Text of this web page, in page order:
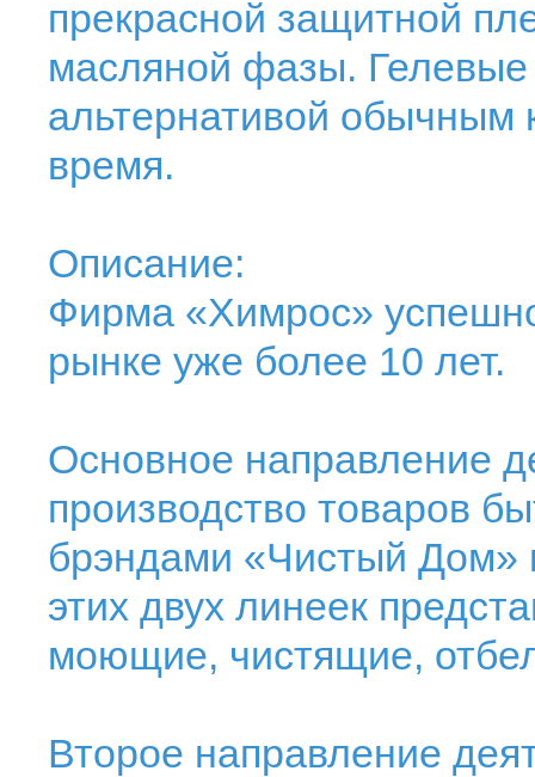
прекрасной защитной
масляной фазы.
альтернативой обычным
время.
Описание:
Фирма «Химрос»
рынке уже более 10 лет.
Основное направление
производство товаров
брэндами «Чистый Дом»
этих двух линеек
моющие, чистящие,
Второе направление